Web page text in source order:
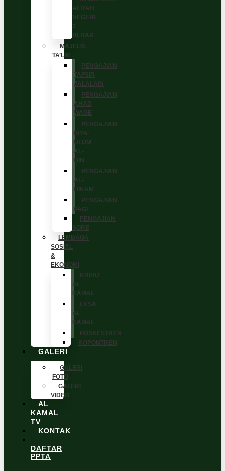
ALIYAH
NEGERI
3
BLITAR
MAJELIS
TA’LIM
PENGAJIAN
TAFSIR
JALALAIN
PENGAJIAN
AHAD
WAGE
PENGAJIAN
IHYA’
ULUM
AL-
DIN
PENGAJIAN
AL-
HIKAM
PENGAJIAN
PAGI
PENGAJIAN
SORE
LEMBAGA
SOSIAL
&
EKONOMI
KBIHU
AL
KAMAL
LKSA
AL
KAMAL
POSKESTREN
KOPONTREN
GALERI
GALERI
FOTO
GALERI
VIDEO
AL
KAMAL
TV
KONTAK
DAFTAR
PPTA